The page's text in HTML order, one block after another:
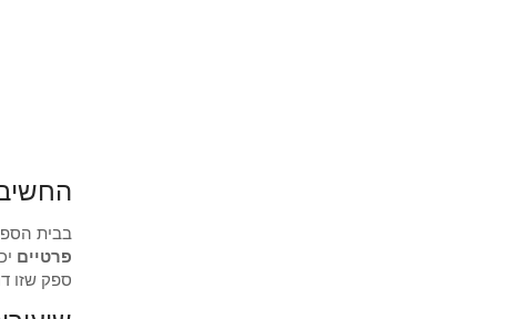
בבית
פרטיים
ספק שזו